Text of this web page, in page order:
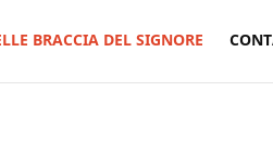
BRACCIA DEL SIGNORE